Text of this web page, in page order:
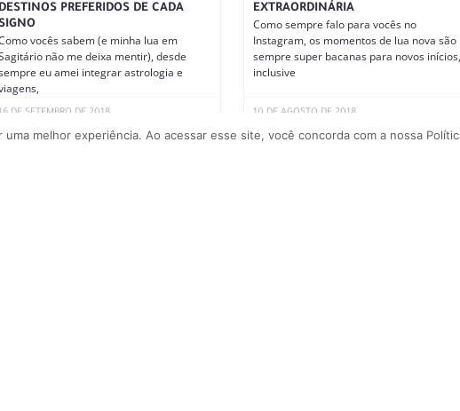
DESTINOS PREFERIDOS DE CADA
SIGNO
vocês sabem (e minha lua em
não me deixa mentir), desde
eu amei integrar astrologia e
DE SETEMBRO DE 2018
EXTRAORDINÁRIA
Como sempre falo para vocês no
Instagram, os momentos de lua nova são
sempre super bacanas para novos inícios,
inclusive
10 DE AGOSTO DE 2018
melhor experiência. Ao acessar esse site, você concorda com a nossa